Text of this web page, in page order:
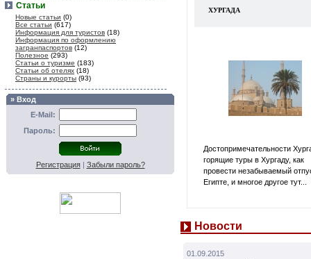
Статьи
Новые статьи (0)
Все статьи (617)
Информация для туристов (18)
Информация по оформлению
загранпаспортов (12)
Полезное (293)
Статьи о туризме (183)
Статьи об отелях (18)
Страны и курорты (93)
» Вход
E-Mail:
Пароль:
Регистрация| Забыли пароль?
ХУРГАДА
Достопримечательности
горящие туры в Хургаду, как
провести незабываемый
Египте, и многое другое тут...
Новости
01.09.2015